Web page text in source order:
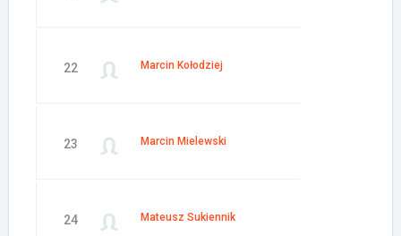
22 Marcin Kołodziej
23 Marcin Mielewski
24 Mateusz Sukiennik